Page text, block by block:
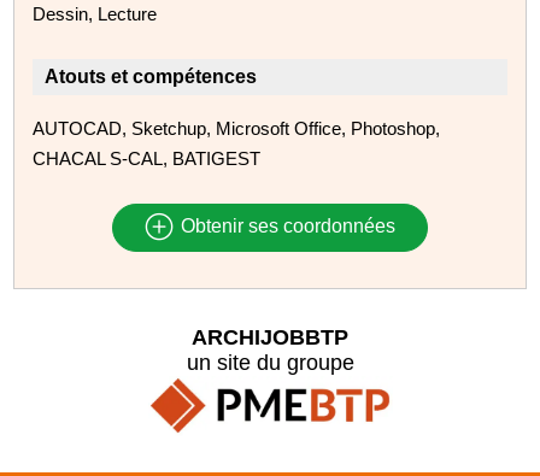
Dessin, Lecture
Atouts et compétences
AUTOCAD, Sketchup, Microsoft Office, Photoshop,
CHACAL S-CAL, BATIGEST
Obtenir ses coordonnées
ARCHIJOBBTP
un site du groupe